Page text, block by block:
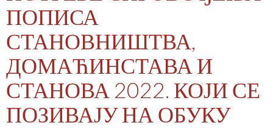
ПОПИСА
СТАНОВНИШТВА,
ДОМАЋИНСТАВА И
СТАНОВА 2022. КОЈИ СЕ
ПОЗИВАЈУ НА ОБУКУ